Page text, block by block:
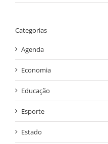
Categorias
Agenda
Economia
Educação
Esporte
Estado